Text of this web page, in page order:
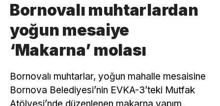
Bornovalı muhtarlardan
yoğun mesaiye
‘Makarna’ molası
Bornovalı muhtarlar, yoğun mahalle mesaisine
Bornova Belediyesi’nin EVKA-3’teki Mutfak